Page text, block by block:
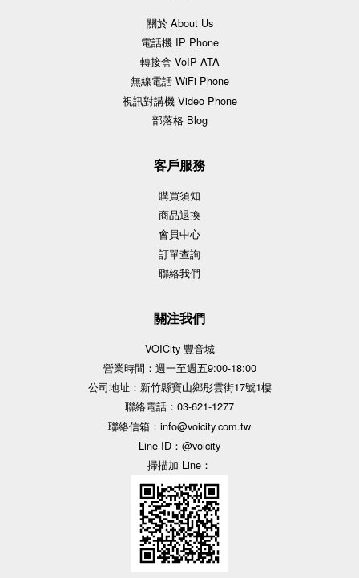
關於 About Us
電話機 IP Phone
轉接盒 VoIP ATA
無線電話 WiFi Phone
視訊對講機 Video Phone
部落格 Blog
客戶服務
購買須知
商品退換
會員中心
訂單查詢
聯絡我們
關注我們
VOICity 豐音城
營業時間：週一至週五9:00-18:00
公司地址：新竹縣寶山鄉彤雲街17號1樓
聯絡電話：03-621-1277
聯絡信箱：info@voicity.com.tw
Line ID：@voicity
掃描加 Line：